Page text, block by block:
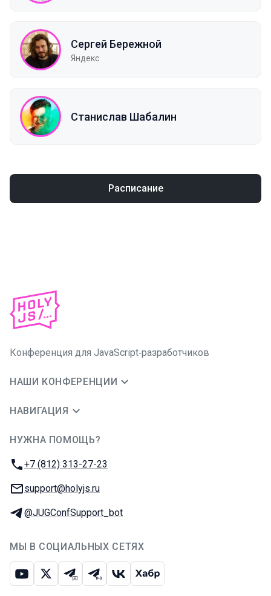
Сергей Бережной
Яндекс
Станислав Шабалин
Расписание
Конференция для JavaScript‑разработчиков
НАШИ КОНФЕРЕНЦИИ
НАВИГАЦИЯ
НУЖНА ПОМОЩЬ?
Телефон:
+7 (812) 313-27-23
E-mail:
support@holyjs.ru
Телеграм:
@JUGConfSupport_bot
МЫ В СОЦИАЛЬНЫХ СЕТЯХ
ЮтубИкс Телеграм-чат
Телеграм-канал
ВКонтакте
Хабр